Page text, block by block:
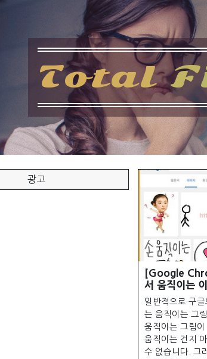
Total F
광고
[Google
서 움직이는
일반적으로 구
는 움직이는 그
움직이는 그림이
움직이는 건지
수 없습니다. 그